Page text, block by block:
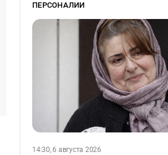
ПЕРСОНАЛИИ
14:30, 6 августа 2026